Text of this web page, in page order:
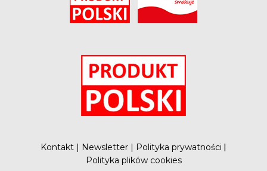
Kontakt | Newsletter | Polityka prywatności |
Polityka plików cookies